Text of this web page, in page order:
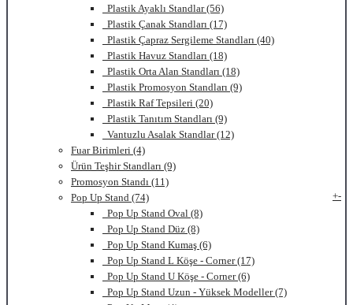
Plastik Ayaklı Standlar (56)
Plastik Çanak Standları (17)
Plastik Çapraz Sergileme Standları (40)
Plastik Havuz Standları (18)
Plastik Orta Alan Standları (18)
Plastik Promosyon Standları (9)
Plastik Raf Tepsileri (20)
Plastik Tanıtım Standları (9)
Vantuzlu Asalak Standlar (12)
Fuar Birimleri (4)
Ürün Teşhir Standları (9)
Promosyon Standı (11)
Pop Up Stand (74)
+-
Pop Up Stand Oval (8)
Pop Up Stand Düz (8)
Pop Up Stand Kumaş (6)
Pop Up Stand L Köşe - Corner (17)
Pop Up Stand U Köşe - Corner (6)
Pop Up Stand Uzun - Yüksek Modeller (7)